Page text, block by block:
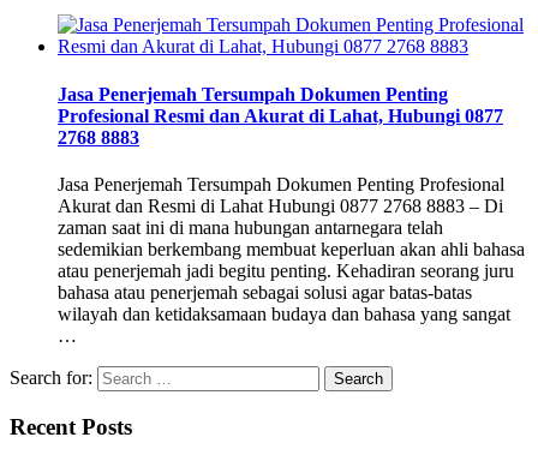
Jasa Penerjemah Tersumpah Dokumen Penting
Profesional Resmi dan Akurat di Lahat, Hubungi 0877
2768 8883
Jasa Penerjemah Tersumpah Dokumen Penting Profesional
Akurat dan Resmi di Lahat Hubungi 0877 2768 8883 – Di
zaman saat ini di mana hubungan antarnegara telah
sedemikian berkembang membuat keperluan akan ahli bahasa
atau penerjemah jadi begitu penting. Kehadiran seorang juru
bahasa atau penerjemah sebagai solusi agar batas-batas
wilayah dan ketidaksamaan budaya dan bahasa yang sangat
…
Search for:
Recent Posts